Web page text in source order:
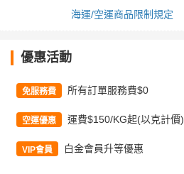
海運/空運商品限制規定
優惠活動
免服務費 所有訂單服務費$0
空運優惠 運費$150/KG起(以克計價)
VIP會員 白金會員升等優惠